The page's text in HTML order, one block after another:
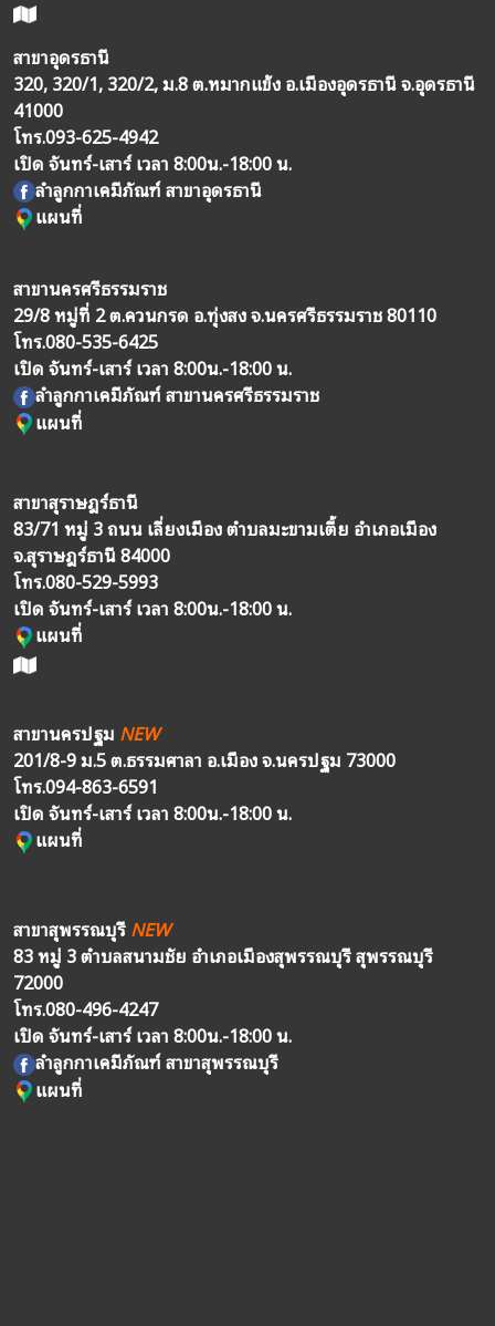
สาขาอุดรธานี
320, 320/1, 320/2, ม.8 ต.หมากแข้ง อ.เมืองอุดรธานี จ.อุดรธานี
41000
โทร.093-625-4942
เปิด จันทร์-เสาร์ เวลา 8:00น.-18:00 น.
ลำลูกกาเคมีภัณฑ์ สาขาอุดรธานี
แผนที่
สาขานครศรีธรรมราช
29/8 หมู่ที่ 2 ต.ควนกรด อ.ทุ่งสง จ.นครศรีธรรมราช 80110
โทร.080-535-6425
เปิด จันทร์-เสาร์ เวลา 8:00น.-18:00 น.
ลำลูกกาเคมีภัณฑ์ สาขานครศรีธรรมราช
แผนที่
สาขาสุราษฎร์ธานี
83/71 หมู่ 3 ถนน เลี่ยงเมือง ตำบลมะขามเตี้ย อำเภอเมือง
จ.สุราษฎร์ธานี 84000
โทร.080-529-5993
เปิด จันทร์-เสาร์ เวลา 8:00น.-18:00 น.
แผนที่
สาขานครปฐม NEW
201/8-9 ม.5 ต.ธรรมศาลา อ.เมือง จ.นครปฐม 73000
โทร.094-863-6591
เปิด จันทร์-เสาร์ เวลา 8:00น.-18:00 น.
แผนที่
สาขาสุพรรณบุรีNEW
83 หมู่ 3 ตำบลสนามชัย อำเภอเมืองสุพรรณบุรี สุพรรณบุรี
72000
โทร.080-496-4247
เปิด จันทร์-เสาร์ เวลา 8:00น.-18:00 น.
ลำลูกกาเคมีภัณฑ์ สาขาสุพรรณบุรี
แผนที่